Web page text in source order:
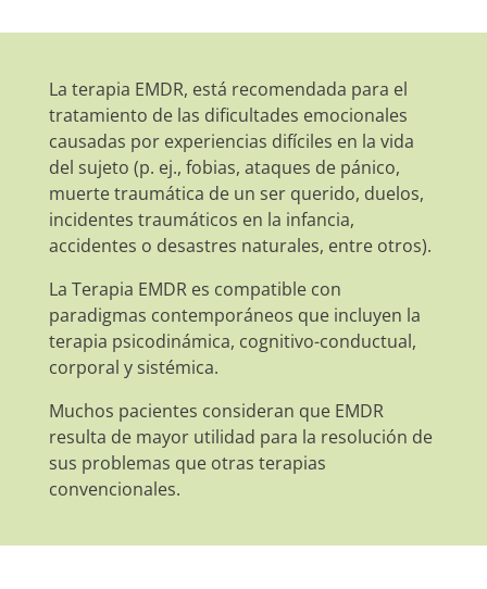
La terapia EMDR, está recomendada para el
tratamiento de las dificultades emocionales
causadas por experiencias difíciles en la vida
del sujeto (p. ej., fobias, ataques de pánico,
muerte traumática de un ser querido, duelos,
incidentes traumáticos en la infancia,
accidentes o desastres naturales, entre otros).
La Terapia EMDR es compatible con
paradigmas contemporáneos que incluyen la
terapia psicodinámica, cognitivo-conductual,
corporal y sistémica.
Muchos pacientes consideran que EMDR
resulta de mayor utilidad para la resolución de
sus problemas que otras terapias
convencionales.